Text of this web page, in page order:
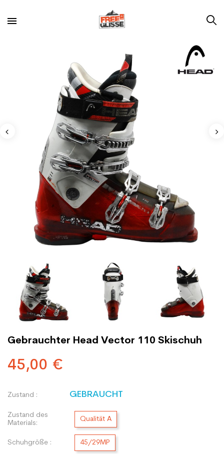
Gebrauchter Head Vector 110 Skischuh
45,00 €
Zustand : GEBRAUCHT
Zustand des
Materials:
Qualität A
Schuhgröße : 45/29MP